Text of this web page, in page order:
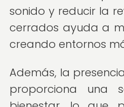
sonido y reducir la
cerrados ayuda a
creando entornos
Además, la
proporciona una